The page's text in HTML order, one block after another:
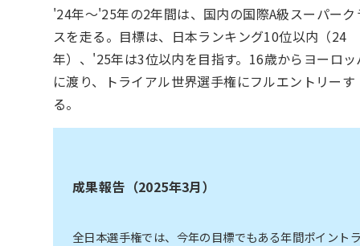
'24年～'25年の2年間は、国内の国際A級スーパーク
スを走る。目標は、日本ランキング10位以内（24
年）、'25年は3位以内を目指す。16歳からヨーロッ
に渡り、トライアル世界選手権にフルエントリーす
る。
成果報告（2025年3月）
全日本選手権では、今年の目標でもある年間ポイント